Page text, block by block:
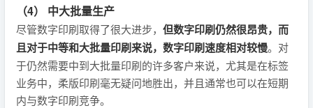
（4） 中大批量生产
尽管数字印刷取得了很大进步， 但数字印刷仍然很昂贵，而
且对于中等和大批量印刷来说，数字印刷速度相对较慢。对
于仍然需要中到大批量印刷的许多客户来说，尤其是在标签
业务中，柔版印刷毫无疑问地胜出，并且通常也可以在短期
内与数字印刷竞争。